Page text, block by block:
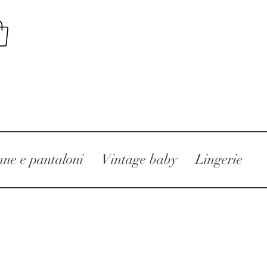
e pantaloni Vintage baby Lingerie